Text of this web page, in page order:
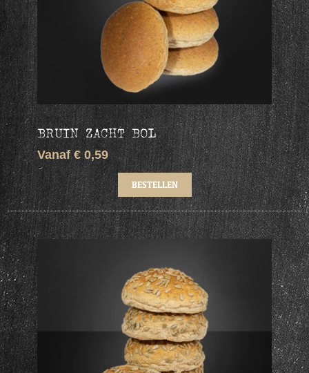
BRUIN ZACHT BOL
Vanaf € 0,59